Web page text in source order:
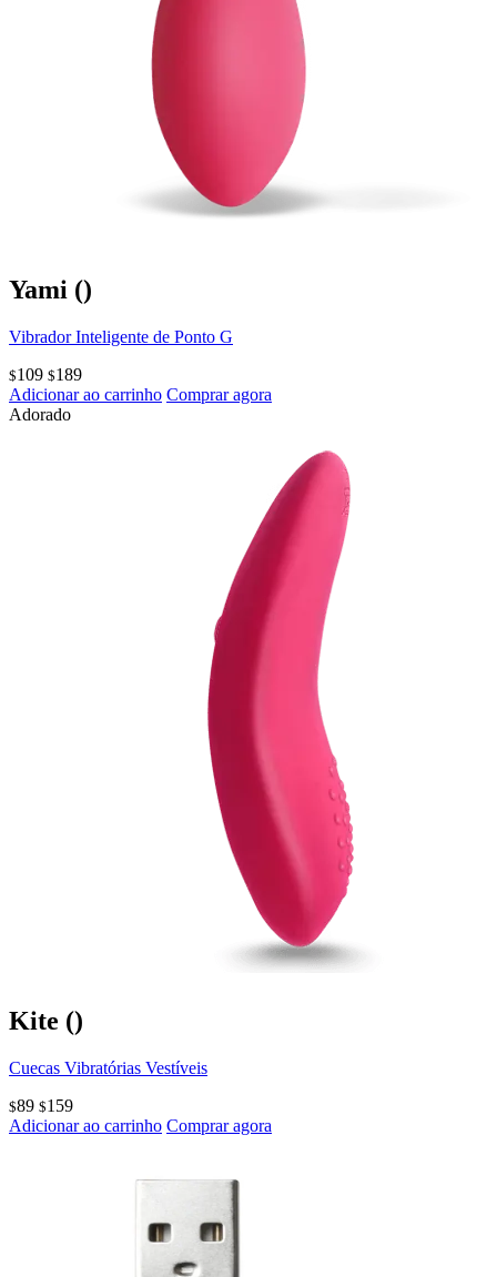
Yami ()
Vibrador Inteligente de Ponto G
$109 $189
Adicionar ao carrinho Comprar agora
Adorado
Kite ()
Cuecas Vibratórias Vestíveis
$89 $159
Adicionar ao carrinho Comprar agora